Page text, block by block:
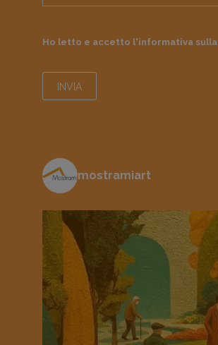
Ho letto e accetto l'informativa sulla
mostramiart